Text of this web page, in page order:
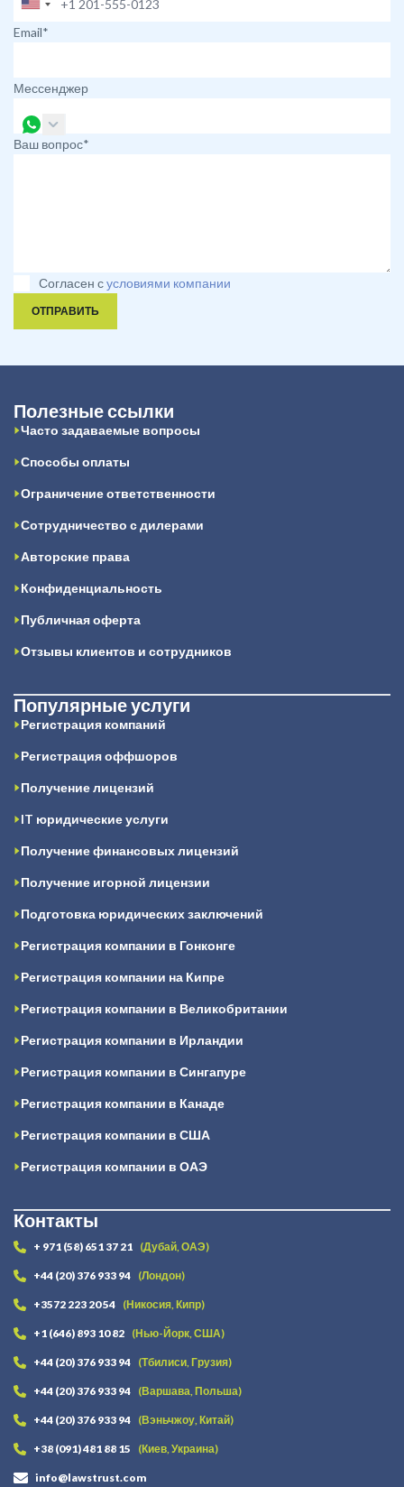
Email*
Мессенджер
Ваш вопрос*
Согласен сусловиями компании
ОТПРАВИТЬ
Полезные ссылки
Часто задаваемые вопросы
Способы оплаты
Ограничение ответственности
Сотрудничество с дилерами
Авторские права
Конфиденциальность
Публичная оферта
Отзывы клиентов и сотрудников
Популярные услуги
Регистрация компаний
Регистрация оффшоров
Получение лицензий
IT юридические услуги
Получение финансовых лицензий
Получение игорной лицензии
Подготовка юридических заключений
Регистрация компании в Гонконге
Регистрация компании на Кипре
Регистрация компании в Великобритании
Регистрация компании в Ирландии
Регистрация компании в Сингапуре
Регистрация компании в Канаде
Регистрация компании в США
Регистрация компании в ОАЭ
Контакты
+ 971 (58) 651 37 21 (Дубай, ОАЭ)
+44 (20) 376 933 94 (Лондон)
+3572 223 20 54 (Никосия, Кипр)
+1 (646) 893 10 82 (Нью-Йорк, США)
+44 (20) 376 933 94 (Тбилиси, Грузия)
+44 (20) 376 933 94 (Варшава, Польша)
+44 (20) 376 933 94 (Вэньчжоу, Китай)
+38 (091) 481 88 15 (Киев, Украина)
info@lawstrust.com